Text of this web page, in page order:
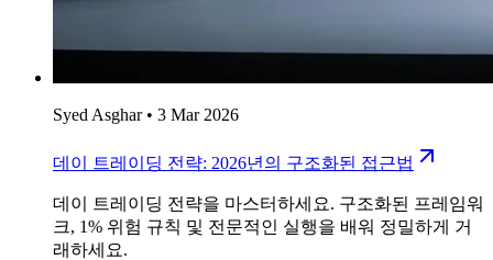
Syed Asghar• 3 Mar 2026
데이 트레이딩 전략: 2026년의 구조화된 접근법
데이 트레이딩 전략을 마스터하세요. 구조화된 프레임워
크, 1% 위험 규칙 및 전문적인 실행을 배워 정밀하게 거
래하세요.